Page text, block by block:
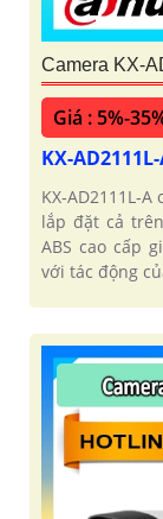
Camera KX-
Giá : 5%-
KX-
lắp đặt cả
ABS cao cấp
với tác động